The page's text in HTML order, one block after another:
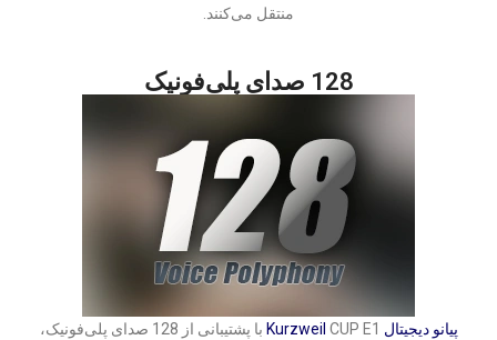
منتقل می‌کنند.
128 صدای پلی‌فونیک
پیانو دیجیتال Kurzweil
CUP E1 با پشتیبانی از 128 صدای پلی‌فونیک،